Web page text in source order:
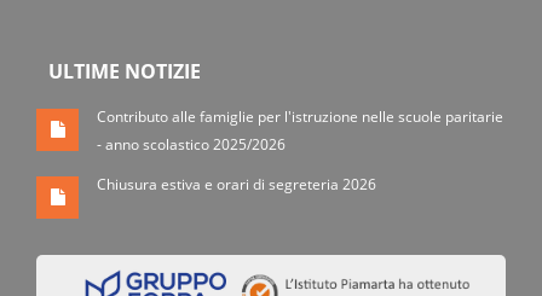
ULTIME NOTIZIE
Contributo alle famiglie per l'istruzione nelle scuole paritarie
- anno scolastico 2025/2026
Chiusura estiva e orari di segreteria 2026